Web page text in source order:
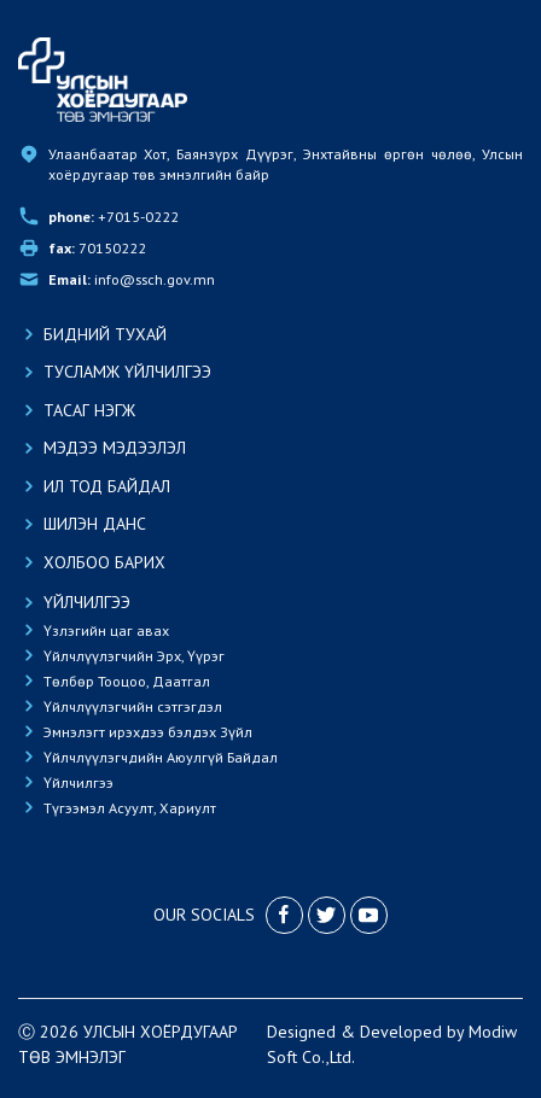
Улаанбаатар Хот, Баянзүрх Дүүрэг, Энхтайвны өргөн чөлөө, Улсын
хоёрдугаар төв эмнэлгийн байр
phone: +7015-0222
fax: 70150222
Email: info@ssch.gov.mn
БИДНИЙ ТУХАЙ
ТУСЛАМЖ ҮЙЛЧИЛГЭЭ
ТАСАГ НЭГЖ
МЭДЭЭ МЭДЭЭЛЭЛ
ИЛ ТОД БАЙДАЛ
ШИЛЭН ДАНС
ХОЛБОО БАРИХ
ҮЙЛЧИЛГЭЭ
Үзлэгийн цаг авах
Үйлчлүүлэгчийн Эрх, Үүрэг
Төлбөр Тооцоо, Даатгал
Үйлчлүүлэгчийн сэтгэгдэл
Эмнэлэгт ирэхдээ бэлдэх Зүйл
Үйлчлүүлэгчдийн Аюулгүй Байдал
Үйлчилгээ
Түгээмэл Асуулт, Хариулт
OUR SOCIALS
Ⓒ 2026 УЛСЫН ХОЁРДУГААР
ТӨВ ЭМНЭЛЭГ
Designed & Developed byModiw
SoftCo.,Ltd.